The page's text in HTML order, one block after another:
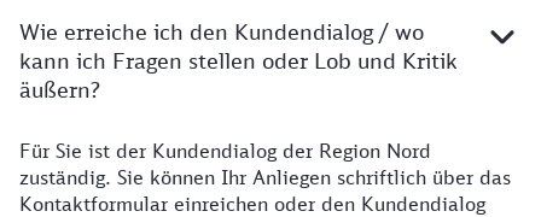
Wie erreiche ich den Kundendialog / wo
kann ich Fragen stellen oder Lob und Kritik
äußern?
Details zu Kontakt
Für Sie ist der Kundendialog der Region Nord
zuständig. Sie können Ihr Anliegen schriftlich über das
Kontaktformular einreichen oder den Kundendialog